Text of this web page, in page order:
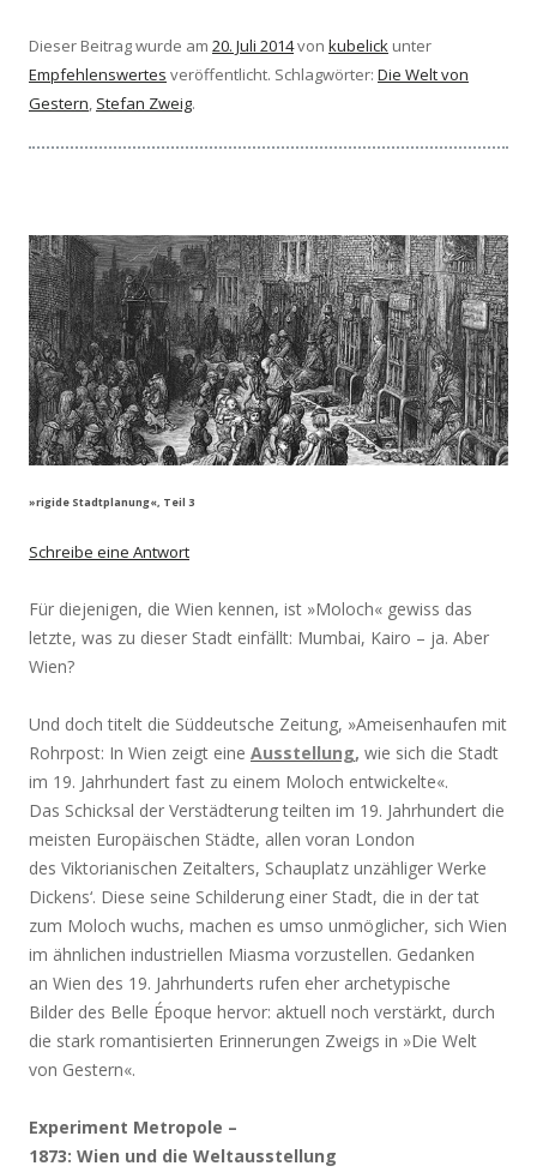
Dieser Beitrag wurde am 20. Juli 2014von kubelick unter
Empfehlenswertes veröffentlicht. Schlagwörter: Die Welt von
Gestern, Stefan Zweig.
»rigide Stadtplanung«, Teil 3
Schreibe eine Antwort
Für diejenigen, die Wien kennen, ist »Moloch« gewiss das
letzte, was zu dieser Stadt einfällt: Mumbai, Kairo – ja. Aber
Wien?
Und doch titelt die Süddeutsche Zeitung, »Ameisenhaufen mit
Rohrpost: In Wien zeigt eine Ausstellung, wie sich die Stadt
im 19. Jahrhundert fast zu einem Moloch entwickelte«.
Das Schicksal der Verstädterung teilten im 19. Jahrhundert die
meisten Europäischen Städte, allen voran London
des Viktorianischen Zeitalters, Schauplatz unzähliger Werke
Dickens‘. Diese seine Schilderung einer Stadt, die in der tat
zum Moloch wuchs, machen es umso unmöglicher, sich Wien
im ähnlichen industriellen Miasma vorzustellen. Gedanken
an Wien des 19. Jahrhunderts rufen eher archetypische
Bilder des Belle Époque hervor: aktuell noch verstärkt, durch
die stark romantisierten Erinnerungen Zweigs in »Die Welt
von Gestern«.
Experiment Metropole –
1873: Wien und die Weltausstellung